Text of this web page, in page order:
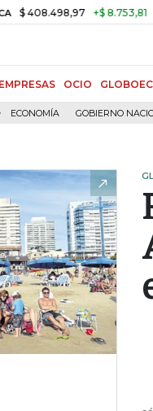
+$ 8.753,81 +2,19%
EMPRESAS OCIO
ECONOMÍA GOBIERNO